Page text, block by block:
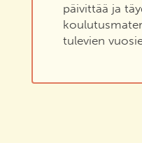
päivittää ja
tulevien